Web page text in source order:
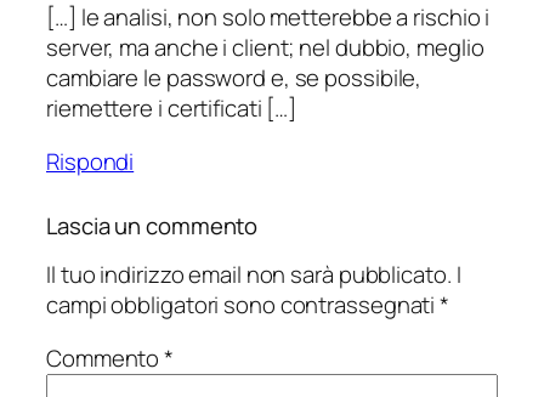
[…] le analisi, non solo metterebbe a rischio i
server, ma anche i client; nel dubbio, meglio
cambiare le password e, se possibile,
riemettere i certificati […]
Rispondi
Lascia un commento
Il tuo indirizzo email non sarà pubblicato. I
campi obbligatori sono contrassegnati*
Commento*